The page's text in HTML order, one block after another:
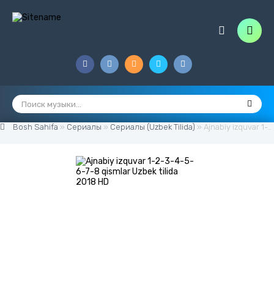
Bosh Sahifa » Сериалы » Сериалы (Uzbek Tilida) » Ajnabiy izquvar 1-2-3-4-5-6-7-8 qismlar Uzbek tilida 2018 HD